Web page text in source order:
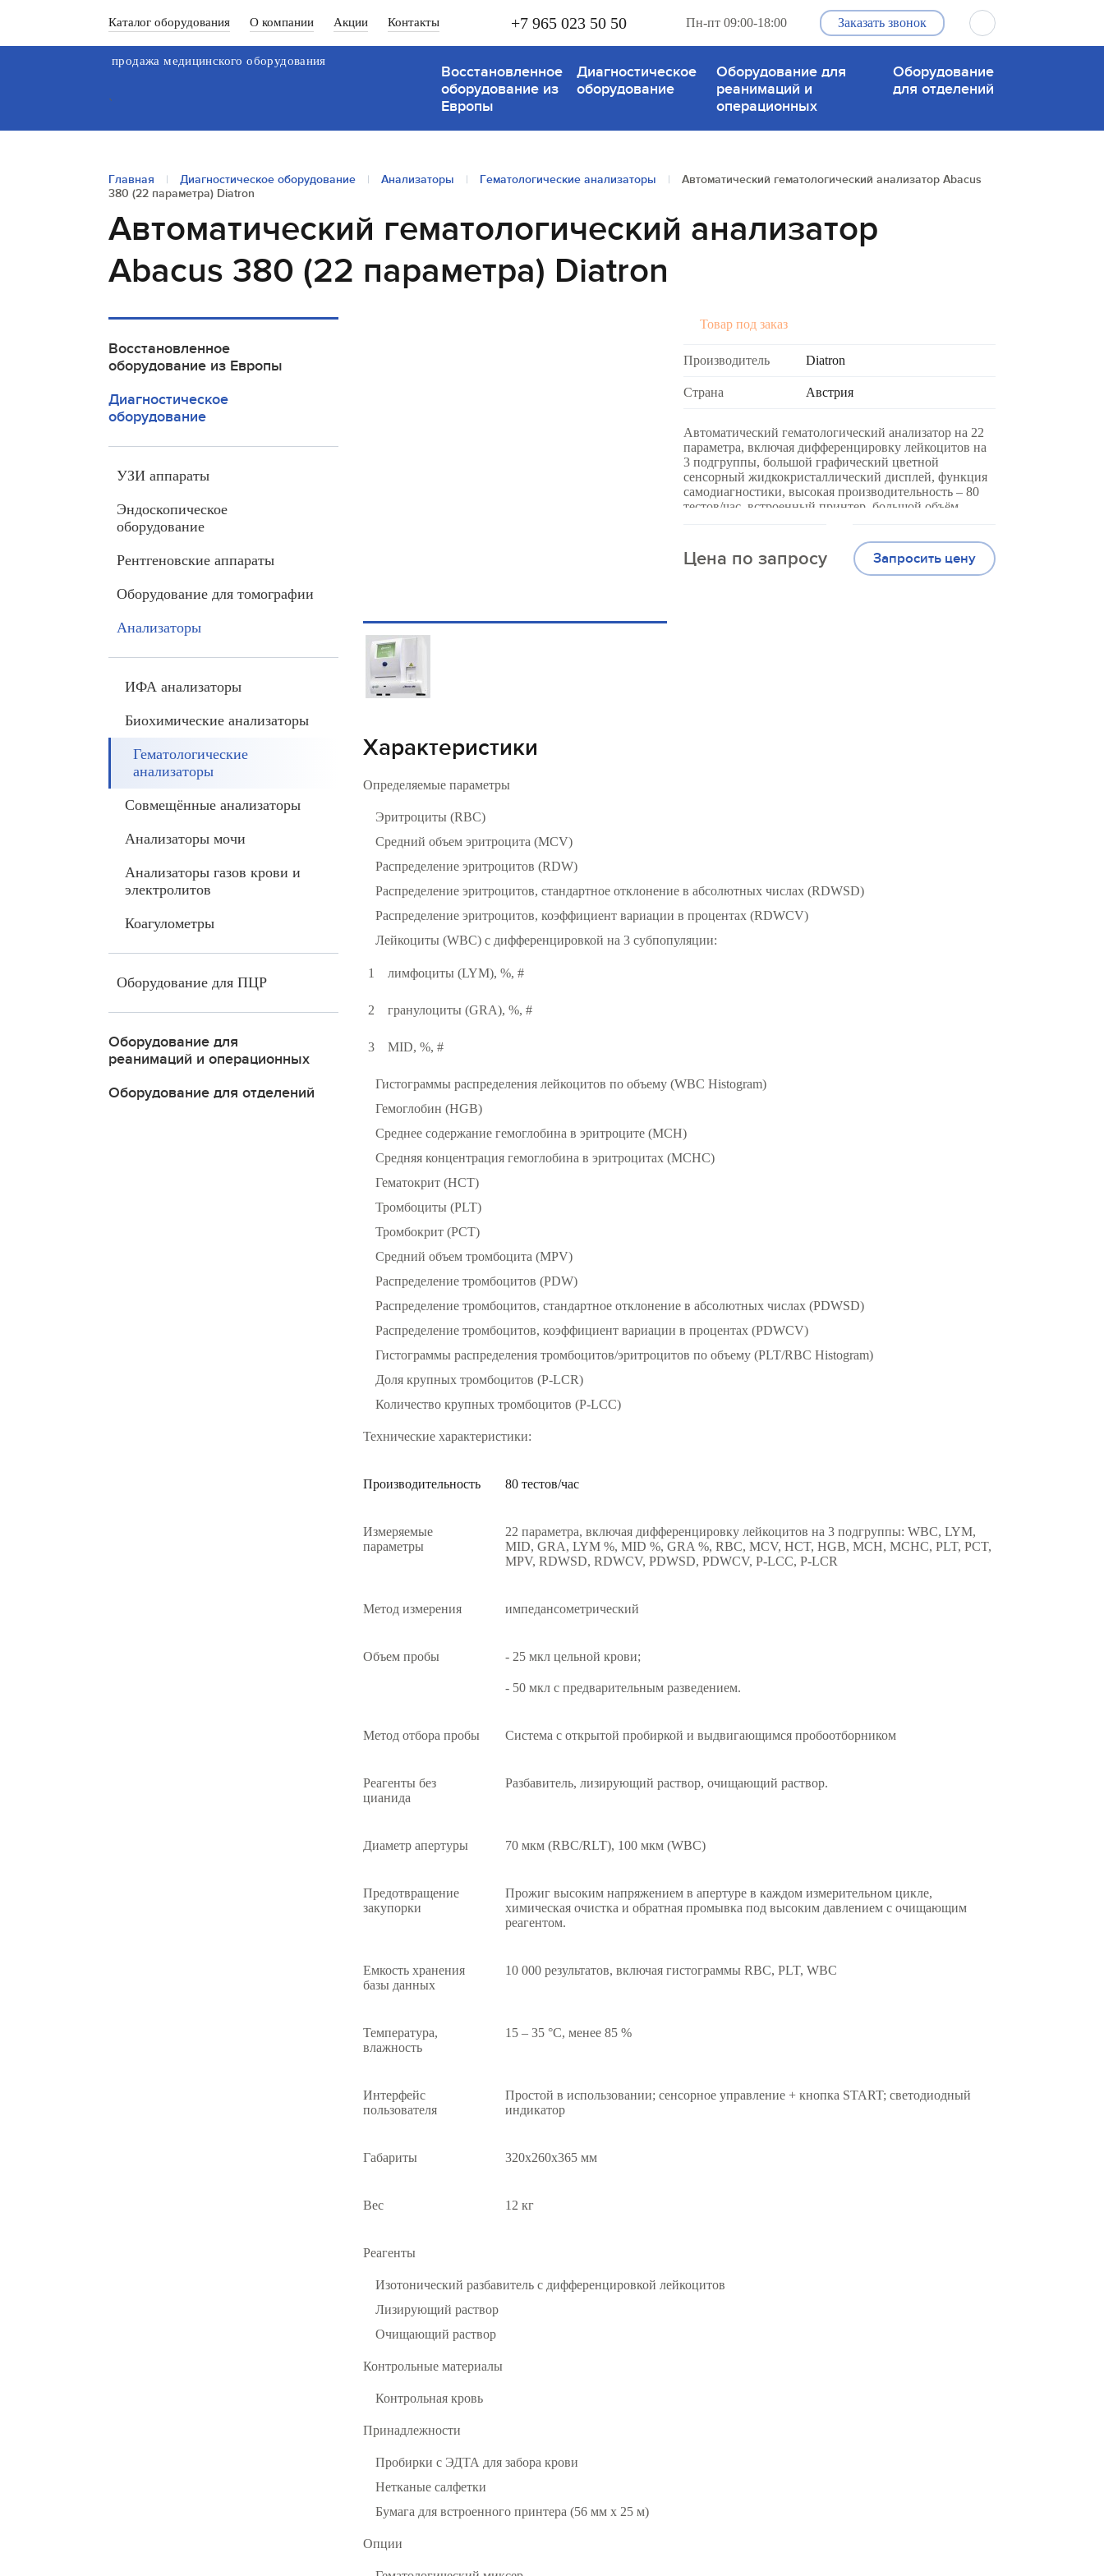
Каталог оборудования О компании Акции Контакты Заказать звонок
Пн-пт 09:00-18:00
+7 965 023 50 50
продажа медицинского оборудования
`
Восстановленное
оборудование из
Европы
Диагностическое
оборудование
Оборудование для
реанимаций и
операционных
Оборудование
для отделений
Главная | Диагностическое оборудование | Анализаторы | Гематологические анализаторы |
Автоматический гематологический анализатор Abacus
380 (22 параметра) Diatron
Автоматический гематологический анализатор
Abacus 380 (22 параметра) Diatron
Восстановленное
оборудование из Европы
Диагностическое
оборудование
УЗИ аппараты
Эндоскопическое
оборудование
Рентгеновские аппараты
Оборудование для томографии
Анализаторы
ИФА анализаторы
Биохимические анализаторы
Гематологические
анализаторы
Совмещённые анализаторы
Анализаторы мочи
Анализаторы газов крови и
электролитов
Коагулометры
Оборудование для ПЦР
Оборудование для
реанимаций и операционных
Оборудование для отделений
Товар под заказ
Производитель Diatron
Страна Австрия
Автоматический гематологический анализатор на 22
параметра, включая дифференцировку лейкоцитов на
3 подгруппы, большой графический цветной
сенсорный жидкокристаллический дисплей, функция
самодиагностики, высокая производительность – 80
тестов/час, встроенный принтер, большой объём
Цена по запросу Запросить цену
Характеристики
Определяемые параметры
Эритроциты (RBC)
Средний объем эритроцита (MCV)
Распределение эритроцитов (RDW)
Распределение эритроцитов, стандартное отклонение в абсолютных числах (RDWSD)
Распределение эритроцитов, коэффициент вариации в процентах (RDWCV)
Лейкоциты (WBC) с дифференцировкой на 3 субпопуляции:
лимфоциты (LYM), %, #
гранулоциты (GRA), %, #
MID, %, #
Гистограммы распределения лейкоцитов по объему (WBC Histogram)
Гемоглобин (HGB)
Среднее содержание гемоглобина в эритроците (MCH)
Средняя концентрация гемоглобина в эритроцитах (MCHC)
Гематокрит (HCT)
Тромбоциты (PLT)
Тромбокрит (PCT)
Средний объем тромбоцита (MPV)
Распределение тромбоцитов (PDW)
Распределение тромбоцитов, стандартное отклонение в абсолютных числах (PDWSD)
Распределение тромбоцитов, коэффициент вариации в процентах (PDWCV)
Гистограммы распределения тромбоцитов/эритроцитов по объему (PLT/RBC Histogram)
Доля крупных тромбоцитов (P-LCR)
Количество крупных тромбоцитов (P-LCC)
Технические характеристики:
Производительность 80 тестов/час
Измеряемые
параметры
22 параметра, включая дифференцировку лейкоцитов на 3 подгруппы: WBC, LYM,
MID, GRA, LYM %, MID %, GRA %, RBC, MCV, HCT, HGB, MCH, MCHC, PLT, PCT,
MPV, RDWSD, RDWCV, PDWSD, PDWCV, P-LCC, P-LCR
Метод измерения импедансометрический
Объем пробы - 25 мкл цельной крови;
- 50 мкл с предварительным разведением.
Метод отбора пробы Система с открытой пробиркой и выдвигающимся пробоотборником
Реагенты без
цианида
Разбавитель, лизирующий раствор, очищающий раствор.
Диаметр апертуры 70 мкм (RBC/RLT), 100 мкм (WBC)
Предотвращение
закупорки
Прожиг высоким напряжением в апертуре в каждом измерительном цикле,
химическая очистка и обратная промывка под высоким давлением с очищающим
реагентом.
Емкость хранения
базы данных
10 000 результатов, включая гистограммы RBC, PLT, WBC
Температура,
влажность
15 – 35 °С, менее 85 %
Интерфейс
пользователя
Простой в использовании; сенсорное управление + кнопка START; светодиодный
индикатор
Габариты 320x260x365 мм
Вес 12 кг
Реагенты
Изотонический разбавитель с дифференцировкой лейкоцитов
Лизирующий раствор
Очищающий раствор
Контрольные материалы
Контрольная кровь
Принадлежности
Пробирки с ЭДТА для забора крови
Нетканые салфетки
Бумага для встроенного принтера (56 мм х 25 м)
Опции